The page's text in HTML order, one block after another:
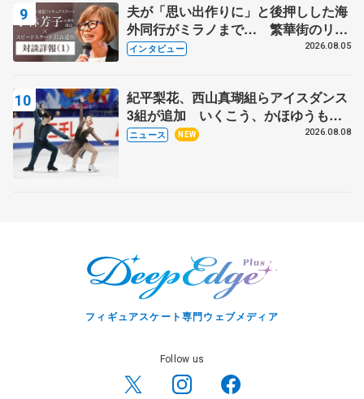
夫が「思い出作りに」と後押しした海
外同行がミラノまで… 繁華街のリン
クでは不良のお兄さんも味方に 小林
インタビュー 2026.08.05
紀平梨花、西山真瑚組らアイスダンス
3組が追加 いくこう、かほゆうも、
木下グループ杯
ニュース NEW 2026.08.08
フィギュアスケート専門ウェブメディア
Follow us